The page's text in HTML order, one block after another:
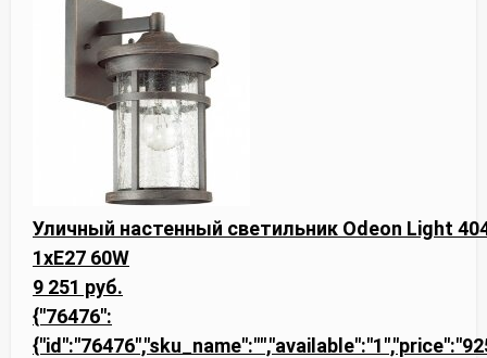
Уличный настенный светильник Odeon Light
1xE27 60W
9 251 руб.
{"76476":